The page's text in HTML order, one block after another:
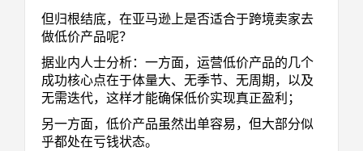
但归根结底，在亚马逊上是否适合于跨境卖家去
做低价产品呢？
据业内人士分析：一方面，运营低价产品的几个
成功核心点在于体量大、无季节、无周期，以及
无需迭代，这样才能确保低价实现真正盈利；
另一方面，低价产品虽然出单容易，但大部分似
乎都处在亏钱状态。